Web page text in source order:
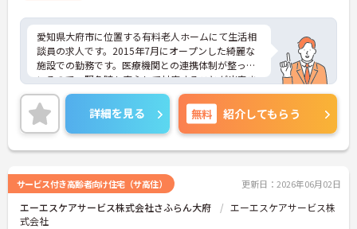
愛知県大府市に位置する有料老人ホームにて生活相
談員の求人です。2015年7月にオープンした綺麗な
施設での勤務です。医療機関との連携体制が整って
いるので、緊急時も安心して対応することが出来ま
す。
また、シフト制のお仕事なので都合に合わせて勤務
することも可能ですよ♪
ご興味のある方には、面接対策ポイントなど、さら
に詳細をお話いたしますので、お気軽にお問い合わ
詳細を見る 無料 紹介してもらう
サービス付き高齢者向け住宅（サ高住） 更新日：2026年06月02日
エーエスケアサービス株式会社さふらん大府
エーエスケアサービス株
式会社